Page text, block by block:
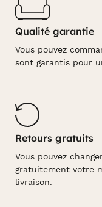
Qualité garantie
Vous pouvez
sont garantis pour
Retours gratuits
Vous pouvez
gratuitement votre
livraison.